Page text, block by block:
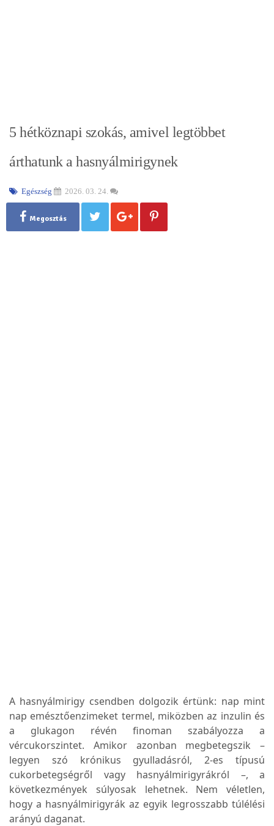
5 hétköznapi szokás, amivel legtöbbet
árthatunk a hasnyálmirigynek
Egészség 2026. 03. 24.
Megosztás
A hasnyálmirigy csendben dolgozik értünk: nap mint
nap emésztőenzimeket termel, miközben az inzulin és
a glukagon révén finoman szabályozza a
vércukorszintet. Amikor azonban megbetegszik –
legyen szó krónikus gyulladásról, 2-es típusú
cukorbetegségről vagy hasnyálmirigyrákról –, a
következmények súlyosak lehetnek. Nem véletlen,
hogy a hasnyálmirigyrák az egyik legrosszabb túlélési
arányú daganat.